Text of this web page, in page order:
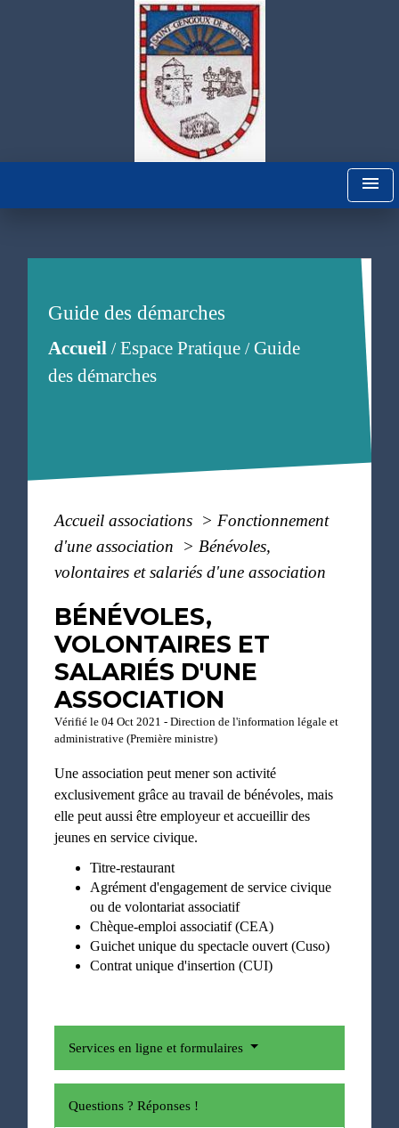
menu
Guide des démarches
Accueil/Espace Pratique/Guide
des démarches
Accueil associations > Fonctionnement
d'une association
> Bénévoles,
volontaires et salariés d'une association
BÉNÉVOLES,
VOLONTAIRES ET
SALARIÉS D'UNE
ASSOCIATION
Vérifié le 04 Oct 2021 - Direction de l'information légale et
administrative (Première ministre)
Une association peut mener son activité
exclusivement grâce au travail de bénévoles, mais
elle peut aussi être employeur et accueillir des
jeunes en service civique.
Titre-restaurant
Agrément d'engagement de service civique
ou de volontariat associatif
Chèque-emploi associatif (CEA)
Guichet unique du spectacle ouvert (Cuso)
Contrat unique d'insertion (CUI)
Services en ligne et formulaires
Questions ? Réponses !